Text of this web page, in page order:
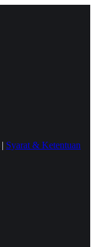
| Syarat & Ketentuan